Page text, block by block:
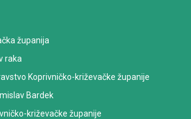
županija
raka
Koprivničko-križevačke županije
Bardek
križevačke županije